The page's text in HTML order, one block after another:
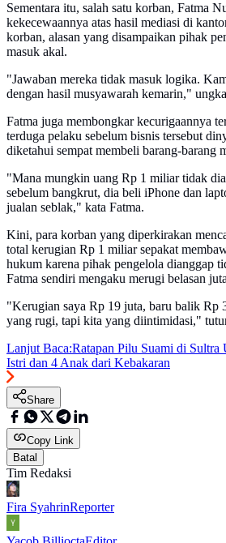
Sementara itu, salah satu korban, Fatma
kekecewaannya atas hasil mediasi di
korban, alasan yang disampaikan pihak
masuk akal.
"Jawaban mereka tidak masuk logika.
dengan hasil musyawarah kemarin,"
Fatma juga membongkar kecurigaannya
terduga pelaku sebelum bisnis tersebut
diketahui sempat membeli barang-barang
"Mana mungkin uang Rp 1 miliar tidak
sebelum bangkrut, dia beli iPhone dan
jualan seblak," kata Fatma.
Kini, para korban yang diperkirakan
total kerugian Rp 1 miliar sepakat
hukum karena pihak pengelola dianggap
Fatma sendiri mengaku merugi belasan
"Kerugian saya Rp 19 juta, baru balik Rp
yang rugi, tapi kita yang diintimidasi,"
Lanjut Baca:Ratapan Pilu Suami di Sultra
Istri dan 4 Anak dari Kebakaran
Share
Copy Link
Batal
Tim Redaksi
Fira SyahrinReporter